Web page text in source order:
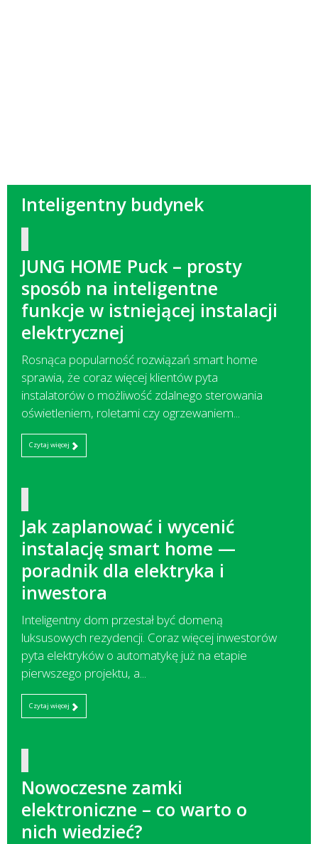
Inteligentny budynek
JUNG HOME Puck – prosty
sposób na inteligentne
funkcje w istniejącej instalacji
elektrycznej
Rosnąca popularność rozwiązań smart home
sprawia, że coraz więcej klientów pyta
instalatorów o możliwość zdalnego sterowania
oświetleniem, roletami czy ogrzewaniem...
Czytaj więcej
Jak zaplanować i wycenić
instalację smart home —
poradnik dla elektryka i
inwestora
Inteligentny dom przestał być domeną
luksusowych rezydencji. Coraz więcej inwestorów
pyta elektryków o automatykę już na etapie
pierwszego projektu, a...
Czytaj więcej
Nowoczesne zamki
elektroniczne – co warto o
nich wiedzieć?